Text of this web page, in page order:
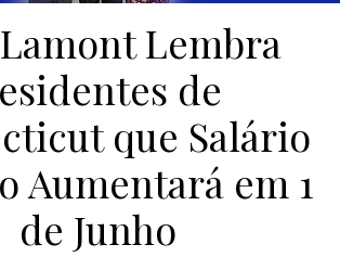
Lembra
de
que Salário
Aumentará em 1
de Junho